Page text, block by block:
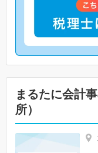
まるたに会計
所）